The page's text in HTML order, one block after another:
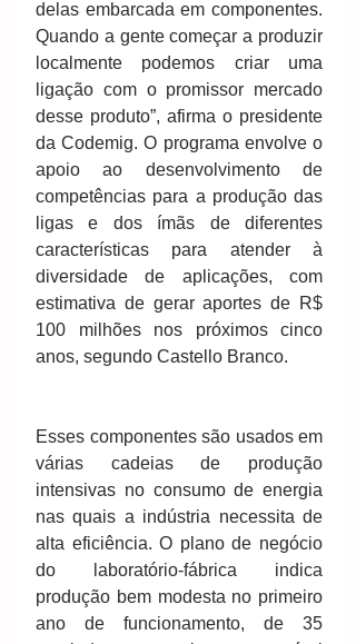
delas embarcada em componentes.
Quando a gente começar a produzir
localmente podemos criar uma
ligação com o promissor mercado
desse produto”, afirma o presidente
da Codemig. O programa envolve o
apoio ao desenvolvimento de
competências para a produção das
ligas e dos ímãs de diferentes
características para atender à
diversidade de aplicações, com
estimativa de gerar aportes de R$
100 milhões nos próximos cinco
anos, segundo Castello Branco.
Esses componentes são usados em
várias cadeias de produção
intensivas no consumo de energia
nas quais a indústria necessita de
alta eficiência. O plano de negócio
do laboratório-fábrica indica
produção bem modesta no primeiro
ano de funcionamento, de 35